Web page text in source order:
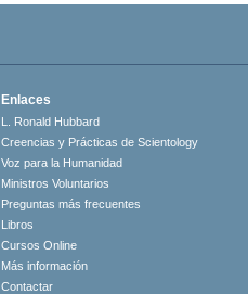
Enlaces
L. Ronald Hubbard
Creencias y Prácticas de Scientology
Voz para la Humanidad
Ministros Voluntarios
Preguntas más frecuentes
Libros
Cursos Online
Más información
Contactar